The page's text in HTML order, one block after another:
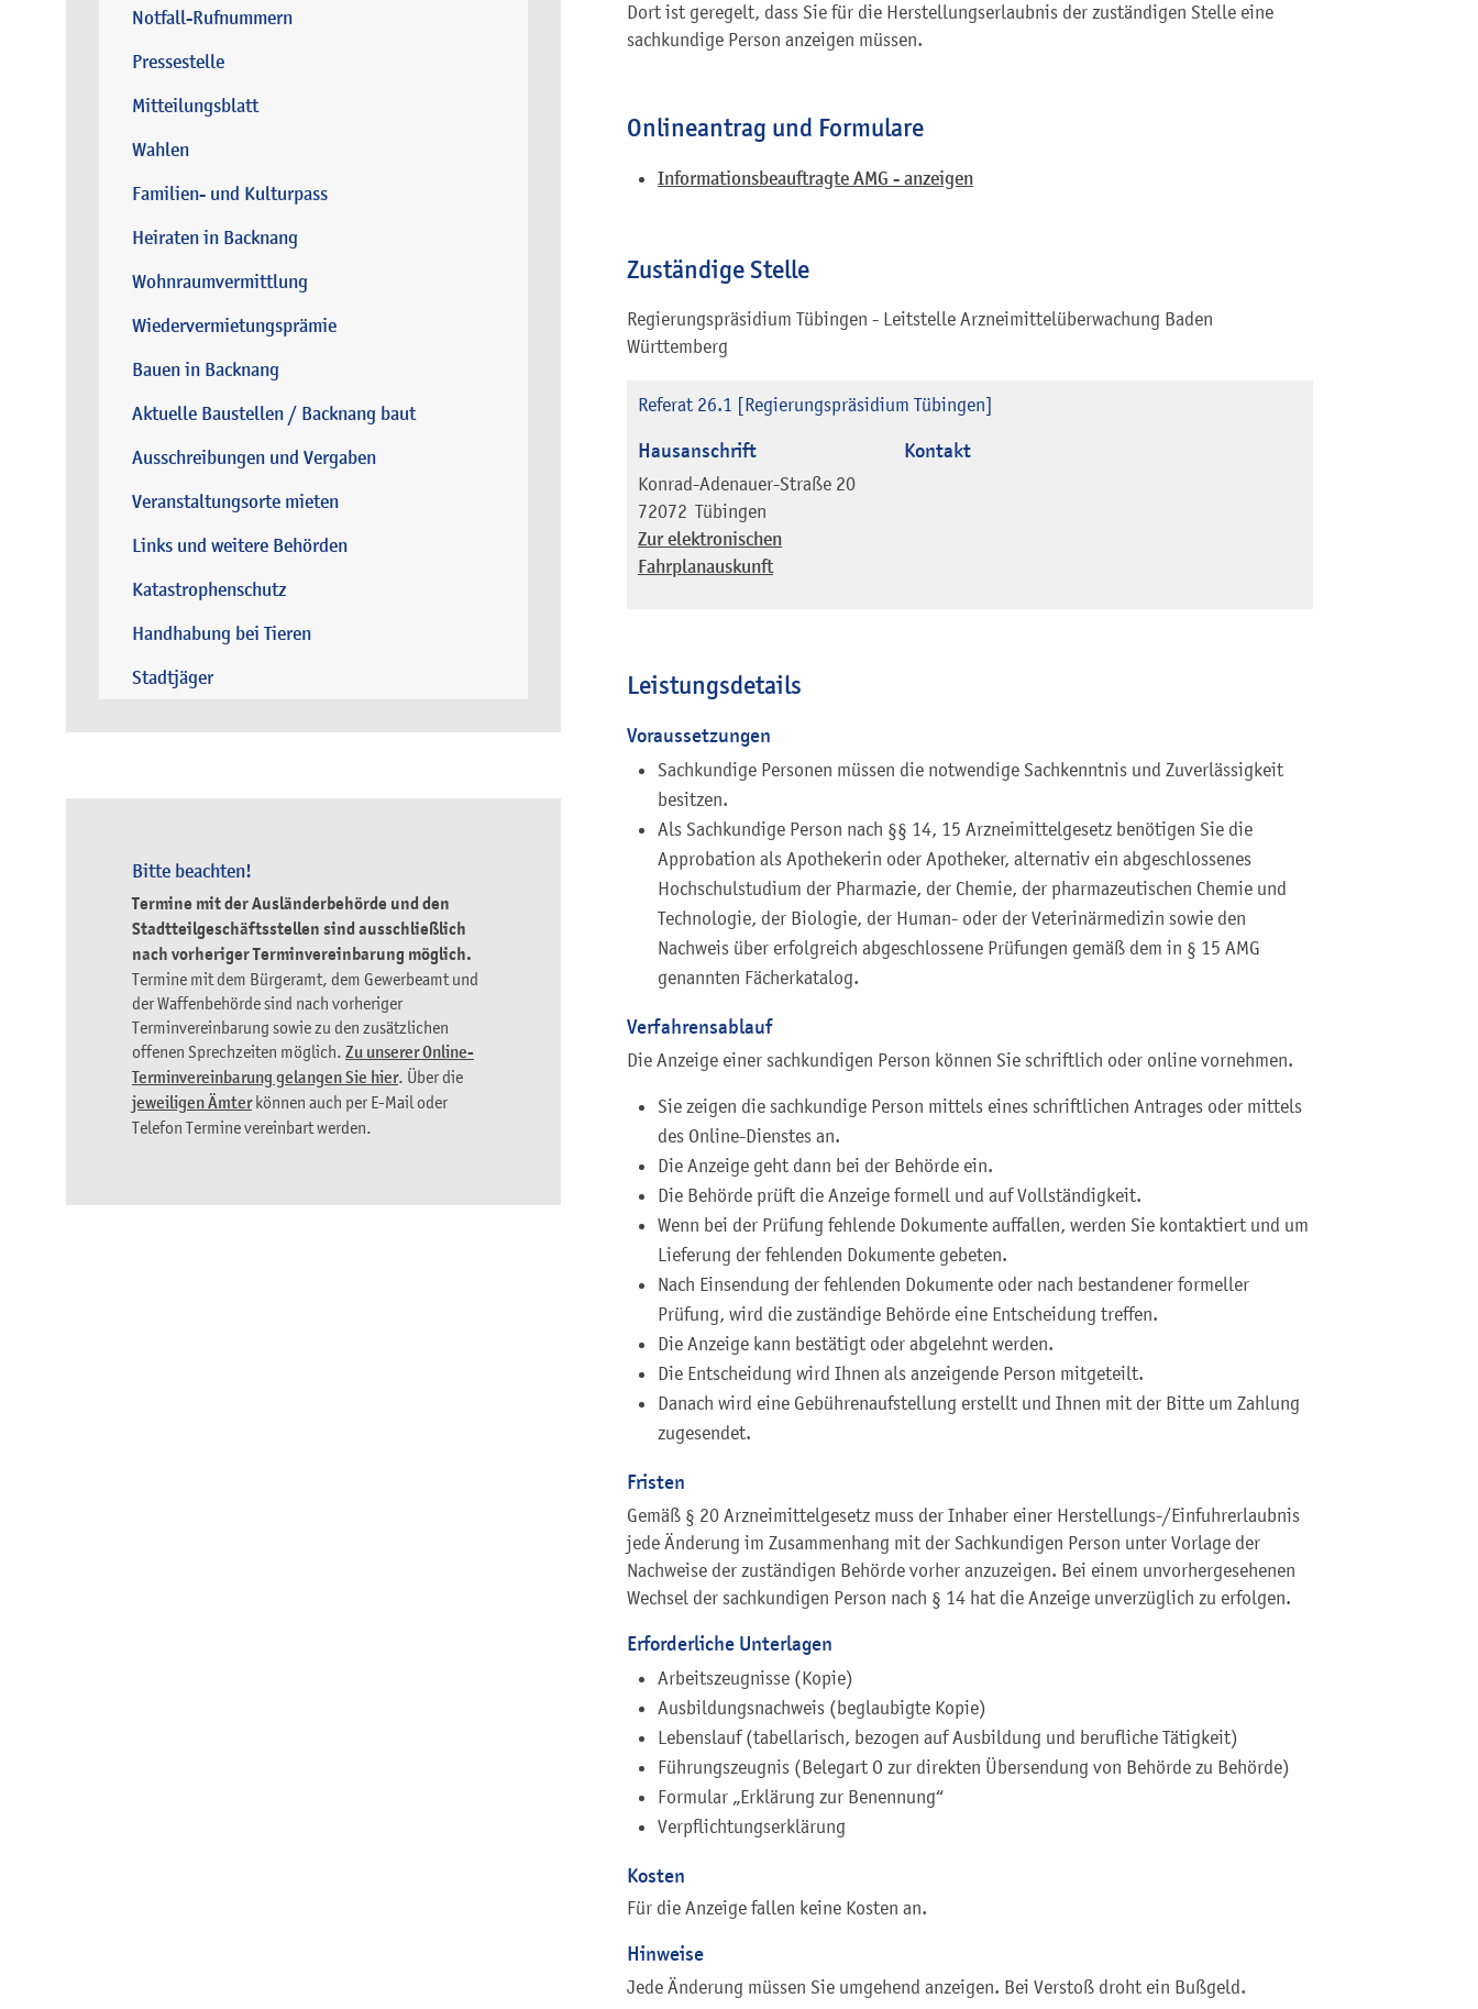
Notfall-Rufnummern
Pressestelle
Mitteilungsblatt
Wahlen
Familien- und Kulturpass
Heiraten in Backnang
Wohnraumvermittlung
Wiedervermietungsprämie
Bauen in Backnang
Aktuelle Baustellen / Backnang baut
Ausschreibungen und Vergaben
Veranstaltungsorte mieten
Links und weitere Behörden
Katastrophenschutz
Handhabung bei Tieren
Stadtjäger
Bitte beachten!
Termine mit der Ausländerbehörde und den
Stadtteilgeschäftsstellen sind ausschließlich
nach vorheriger Terminvereinbarung möglich.
Termine mit dem Bürgeramt, dem Gewerbeamt und
der Waffenbehörde sind nach vorheriger
Terminvereinbarung sowie zu den zusätzlichen
offenen Sprechzeiten möglich. Zu unserer Online-
Terminvereinbarung gelangen Sie hier. Über die
jeweiligen Ämterkönnen auch per E-Mail oder
Telefon Termine vereinbart werden.
Dort ist geregelt, dass Sie für die Herstellungserlaubnis der zuständigen Stelle eine
sachkundige Person anzeigen müssen.
Onlineantrag und Formulare
Informationsbeauftragte AMG - anzeigen
Zuständige Stelle
Regierungspräsidium Tübingen - Leitstelle Arzneimittelüberwachung Baden
Württemberg
Referat 26.1 [Regierungspräsidium Tübingen]
Hausanschrift
Konrad-Adenauer-Straße 20
72072 Tübingen
Zur elektronischen
Fahrplanauskunft
Kontakt
Leistungsdetails
Voraussetzungen
Sachkundige Personen müssen die notwendige Sachkenntnis und Zuverlässigkeit
besitzen.
Als Sachkundige Person nach §§ 14, 15 Arzneimittelgesetz benötigen Sie die
Approbation als Apothekerin oder Apotheker, alternativ ein abgeschlossenes
Hochschulstudium der Pharmazie, der Chemie, der pharmazeutischen Chemie und
Technologie, der Biologie, der Human- oder der Veterinärmedizin sowie den
Nachweis über erfolgreich abgeschlossene Prüfungen gemäß dem in § 15 AMG
genannten Fächerkatalog.
Verfahrensablauf
Die Anzeige einer sachkundigen Person können Sie schriftlich oder online vornehmen.
Sie zeigen die sachkundige Person mittels eines schriftlichen Antrages oder mittels
des Online-Dienstes an.
Die Anzeige geht dann bei der Behörde ein.
Die Behörde prüft die Anzeige formell und auf Vollständigkeit.
Wenn bei der Prüfung fehlende Dokumente auffallen, werden Sie kontaktiert und um
Lieferung der fehlenden Dokumente gebeten.
Nach Einsendung der fehlenden Dokumente oder nach bestandener formeller
Prüfung, wird die zuständige Behörde eine Entscheidung treffen.
Die Anzeige kann bestätigt oder abgelehnt werden.
Die Entscheidung wird Ihnen als anzeigende Person mitgeteilt.
Danach wird eine Gebührenaufstellung erstellt und Ihnen mit der Bitte um Zahlung
zugesendet.
Fristen
Gemäß § 20 Arzneimittelgesetz muss der Inhaber einer Herstellungs-/Einfuhrerlaubnis
jede Änderung im Zusammenhang mit der Sachkundigen Person unter Vorlage der
Nachweise der zuständigen Behörde vorher anzuzeigen. Bei einem unvorhergesehenen
Wechsel der sachkundigen Person nach § 14 hat die Anzeige unverzüglich zu erfolgen.
Erforderliche Unterlagen
Arbeitszeugnisse (Kopie)
Ausbildungsnachweis (beglaubigte Kopie)
Lebenslauf (tabellarisch, bezogen auf Ausbildung und berufliche Tätigkeit)
Führungszeugnis (Belegart O zur direkten Übersendung von Behörde zu Behörde)
Formular „Erklärung zur Benennung“
Verpflichtungserklärung
Kosten
Für die Anzeige fallen keine Kosten an.
Hinweise
Jede Änderung müssen Sie umgehend anzeigen. Bei Verstoß droht ein Bußgeld.